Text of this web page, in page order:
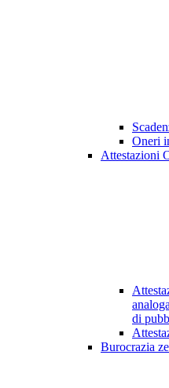
Oneri
Attestazioni
di
Burocrazia